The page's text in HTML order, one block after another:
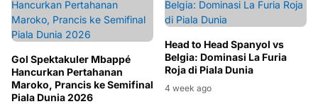
Gol Spektakuler Mbappé
Hancurkan Pertahanan
Maroko, Prancis ke Semifinal
Piala Dunia 2026
Head to Head Spanyol vs
Belgia: Dominasi La Furia
Roja di Piala Dunia
4 week ago